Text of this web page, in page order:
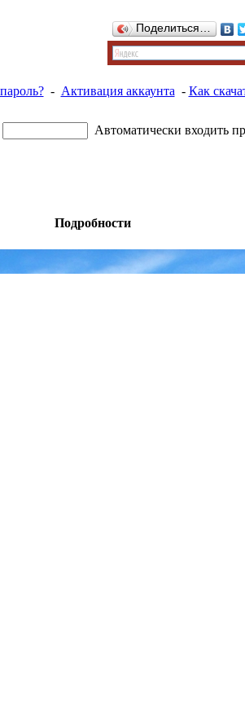
Поделиться…
- Активация аккаунта - Как
Автоматически входить
Подробности